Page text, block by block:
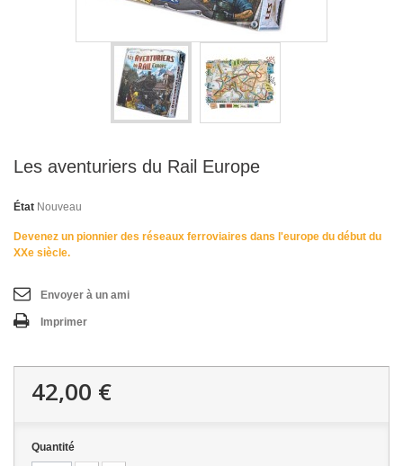
Les aventuriers du Rail Europe
État Nouveau
Devenez un pionnier des réseaux ferroviaires dans l'europe du début du
XXe siècle.
Envoyer à un ami
Imprimer
42,00 €
Quantité